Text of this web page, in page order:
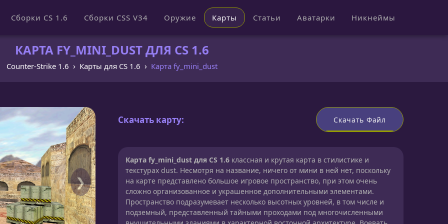
Сборки CS 1.6 Сборки CSS V34 Оружие Карты Статьи Аватарки Никнеймы
КАРТА FY_MINI_DUST ДЛЯ CS 1.6
Counter-Strike 1.6 Карты для CS 1.6 Карта fy_mini_dust
❯
Скачать карту: Скачать Файл
Карта fy_mini_dust для CS 1.6 классная и крутая карта в стилистике и
текстурах dust. Несмотря на название, ничего от мини в ней нет, поскольку
на карте представлено большое игровое пространство, при этом очень
сложно организованное и украшенное дополнительными элементами.
Пространство подразумевает несколько высотных уровней, в том числе и
подземный, представленный тайными проходами под многочисленными